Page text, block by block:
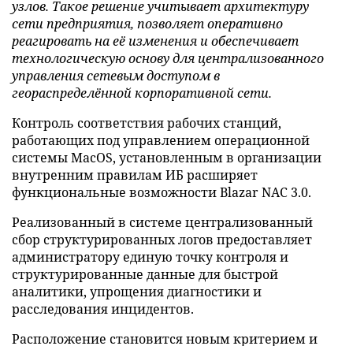
узлов. Такое решение учитывает архитектуру
сети предприятия, позволяет оперативно
реагировать на её изменения и обеспечивает
технологическую основу для централизованного
управления сетевым доступом в
геораспределённой корпоративной сети.
Контроль соответствия рабочих станций,
работающих под управлением операционной
системы MacOS, установленным в организации
внутренним правилам ИБ расширяет
функциональные возможности Blazar NAC 3.0.
Реализованный в системе централизованный
сбор структурированных логов предоставляет
администратору единую точку контроля и
структурированные данные для быстрой
аналитики, упрощения диагностики и
расследования инцидентов.
Расположение становится новым критерием и